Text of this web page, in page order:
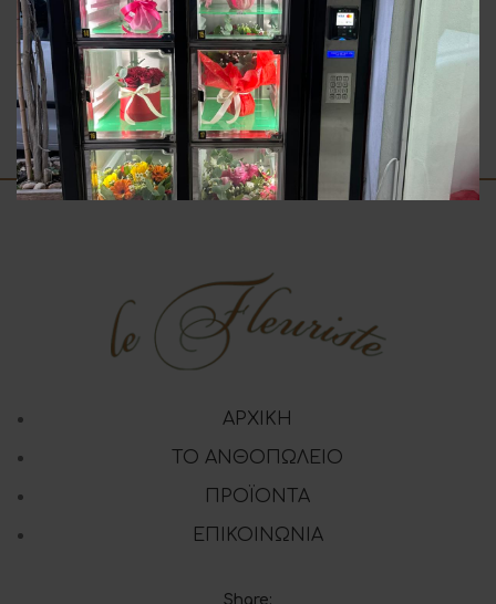
Λευκά Τριαντάφυλλα
3.00€
Κόκκινα Τριαντάφυλλα
3.00 €
ΑΡΧΙΚΗ
ΤΟ ΑΝΘΟΠΩΛΕΙΟ
ΠΡΟΪΟΝΤΑ
ΕΠΙΚΟΙΝΩΝΙΑ
Share: